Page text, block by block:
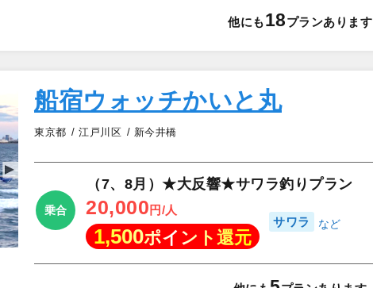
他にも18プランあります
▲
船宿ウォッチかいと丸
東京都 江戸川区 新今井橋
乗合
（7、8月）★大反響★サワラ釣りプラン
20,000 円/人
1,500ポイント還元
サワラ